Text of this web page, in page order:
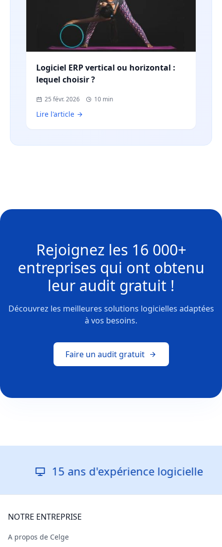
Logiciel ERP vertical ou horizontal :
lequel choisir ?
25 févr. 2026 10 min
Lire l'article
Rejoignez les 16 000+
entreprises qui ont obtenu
leur audit gratuit !
Découvrez les meilleures solutions logicielles adaptées
à vos besoins.
Faire un audit gratuit
15 ans d'expérience logicielle
NOTRE ENTREPRISE
A propos de Celge